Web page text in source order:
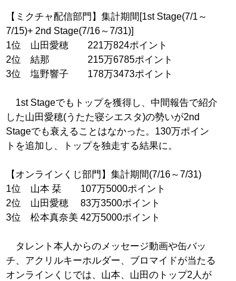
【ミクチャ配信部門】集計期間[1st Stage(7/1～
7/15)+ 2nd Stage(7/16～7/31)]
1位 山田愛穂 221万824ポイント
2位 結那 215万6785ポイント
3位 塩野響子 178万3473ポイント
1st Stageでもトップを獲得し、中間報告で紹介
した山田愛穂(うたた寝シエスタ)の勢いが2nd
Stageでも衰えることはなかった。130万ポイン
トを追加し、トップを独走する結果に。
【オンラインくじ部門】集計期間(7/16～7/31)
1位 山本 栞 107万5000ポイント
2位 山田愛穂 83万3500ポイント
3位 松本真奈美 42万5000ポイント
タレント本人からのメッセージ動画や缶バッ
チ、アクリルキーホルダー、ブロマイドが当たる
オンラインくじでは、山本、山田のトップ2人が